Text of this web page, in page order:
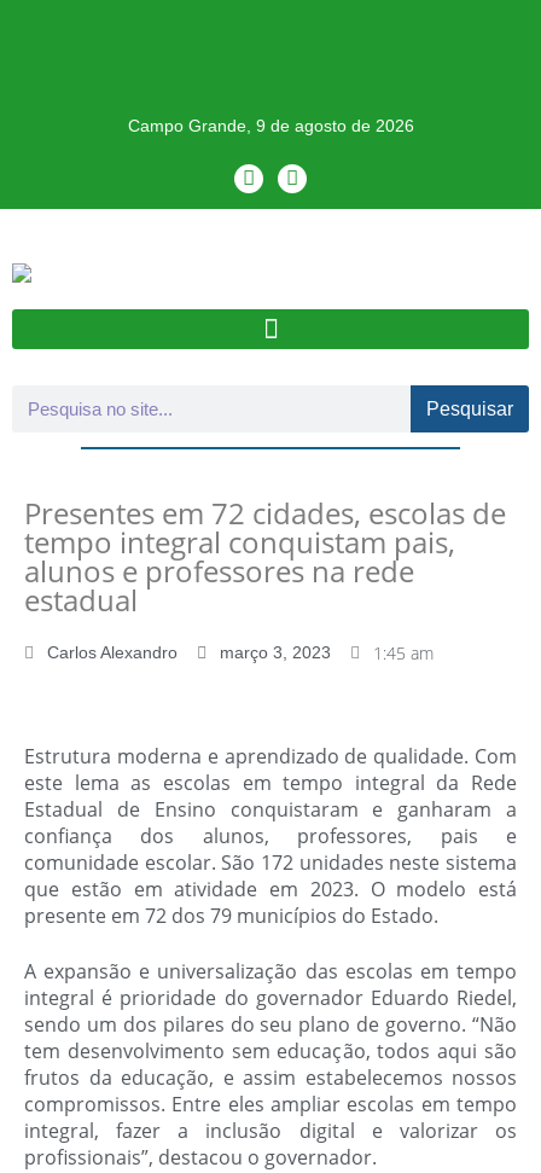
Campo Grande, 9 de agosto de 2026
Pesquisar
Presentes em 72 cidades, escolas de
tempo integral conquistam pais,
alunos e professores na rede
estadual
Carlos Alexandro março 3, 2023 1:45 am
Estrutura moderna e aprendizado de qualidade. Com
este lema as escolas em tempo integral da Rede
Estadual de Ensino conquistaram e ganharam a
confiança dos alunos, professores, pais e
comunidade escolar. São 172 unidades neste sistema
que estão em atividade em 2023. O modelo está
presente em 72 dos 79 municípios do Estado.
A expansão e universalização das escolas em tempo
integral é prioridade do governador Eduardo Riedel,
sendo um dos pilares do seu plano de governo. “Não
tem desenvolvimento sem educação, todos aqui são
frutos da educação, e assim estabelecemos nossos
compromissos. Entre eles ampliar escolas em tempo
integral, fazer a inclusão digital e valorizar os
profissionais”, destacou o governador.